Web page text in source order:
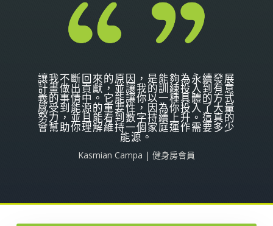
讓我不斷回來的原因，是能夠為永續發展
計畫做出貢獻，並讓我的訓練投入到有意
義的事情中。它能讓你以一種具體的方式
感受到能源的重要性，因為你投入了大量
努力，並且能看到數字持續上升。這真的
會幫助你理解維持一個家庭運作需要多少
能源。
Kasmian Campa | 健身房會員